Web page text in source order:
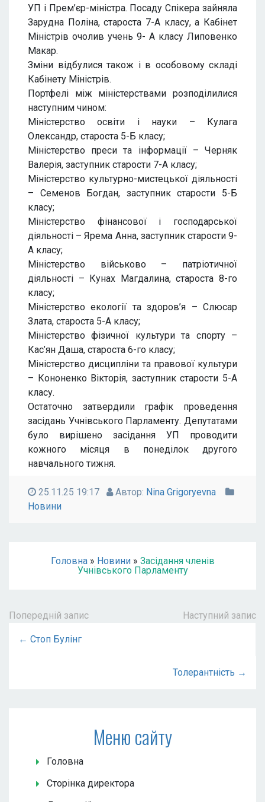
УП і Прем’єр-міністра. Посаду Спікера зайняла
Зарудна Поліна, староста 7-А класу, а Кабінет
Міністрів очолив учень 9- А класу Липовенко
Макар.
Зміни відбулися також і в особовому складі
Кабінету Міністрів.
Портфелі між міністерствами розподілилися
наступним чином:
Міністерство освіти і науки – Кулага
Олександр, староста 5-Б класу;
Міністерство преси та інформації – Черняк
Валерія, заступник старости 7-А класу;
Міністерство культурно-мистецької діяльності
– Семенов Богдан, заступник старости 5-Б
класу;
Міністерство фінансової і господарської
діяльності – Ярема Анна, заступник старости 9-
А класу;
Міністерство військово – патріотичної
діяльності – Кунах Магдалина, староста 8-го
класу;
Міністерство екології та здоров’я – Слюсар
Злата, староста 5-А класу;
Міністерство фізичної культури та спорту –
Кас’ян Даша, староста 6-го класу;
Міністерство дисципліни та правової культури
– Кононенко Вікторія, заступник старости 5-А
класу.
Остаточно затвердили графік проведення
засідань Учнівського Парламенту. Депутатами
було вирішено засідання УП проводити
кожного місяця в понеділок другого
навчального тижня.
25.11.25 19:17 Автор: Nina Grigoryevna
Новини
Головна» Новини» Засідання членів
Учнівського Парламенту
Попередній запис Наступний запис
← Стоп Булінг
Толерантність →
Меню сайту
Головна
Сторінка директора